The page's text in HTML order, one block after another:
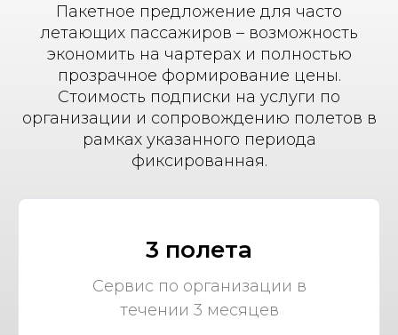
Пакетное предложение для часто
летающих пассажиров – возможность
экономить на чартерах и полностью
прозрачное формирование цены.
Стоимость подписки на услуги по
организации и сопровождению полетов в
рамках указанного периода
фиксированная.
3 полета
Сервис по организации в
течении 3 месяцев